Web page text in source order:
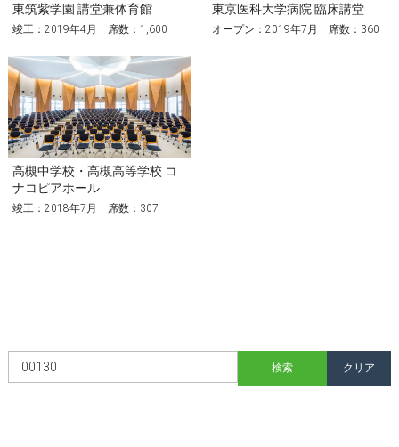
東筑紫学園 講堂兼体育館
竣工：2019年4月 席数：1,600
東京医科大学病院 臨床講堂
オープン：2019年7月 席数：360
高槻中学校・高槻高等学校 コ
ナコピアホール
竣工：2018年7月 席数：307